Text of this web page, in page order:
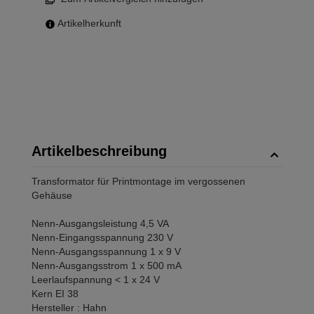
Artikelherkunft
Artikelbeschreibung
Transformator für Printmontage im vergossenen
Gehäuse
Nenn-Ausgangsleistung 4,5 VA
Nenn-Eingangsspannung 230 V
Nenn-Ausgangsspannung 1 x 9 V
Nenn-Ausgangsstrom 1 x 500 mA
Leerlaufspannung < 1 x 24 V
Kern EI 38
Hersteller : Hahn